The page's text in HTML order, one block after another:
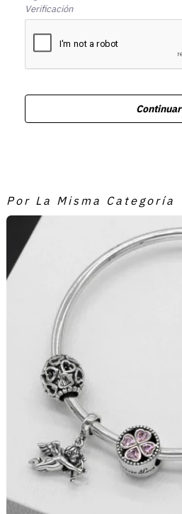
Verificación
Continuar
Por La Misma Categoría